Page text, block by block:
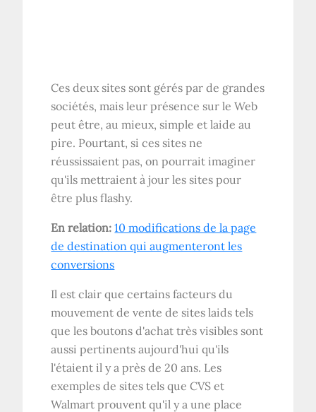
Ces deux sites sont gérés par de grandes
sociétés, mais leur présence sur le Web
peut être, au mieux, simple et laide au
pire. Pourtant, si ces sites ne
réussissaient pas, on pourrait imaginer
qu'ils mettraient à jour les sites pour
être plus flashy.
En relation: 10 modifications de la page
de destination qui augmenteront les
conversions
Il est clair que certains facteurs du
mouvement de vente de sites laids tels
que les boutons d'achat très visibles sont
aussi pertinents aujourd'hui qu'ils
l'étaient il y a près de 20 ans. Les
exemples de sites tels que CVS et
Walmart prouvent qu'il y a une place